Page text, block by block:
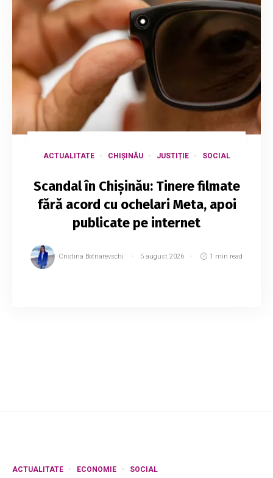
ACTUALITATE CHIȘINĂU JUSTIȚIE SOCIAL
Scandal în Chișinău: Tinere filmate
fără acord cu ochelari Meta, apoi
publicate pe internet
Cristina Botnarevschi 5 august 2026 1 min read
ACTUALITATE ECONOMIE SOCIAL